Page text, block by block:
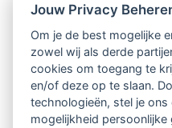
Intervisie met
Netwerk van 2100
regio's
Vindbaar voor
Jouw Privacy
Om je de best mogelijke
zowel wij als derde
cookies om toegang te
en/of deze op te slaan.
technologieën, stel je ons
mogelijkheid persoonlijke